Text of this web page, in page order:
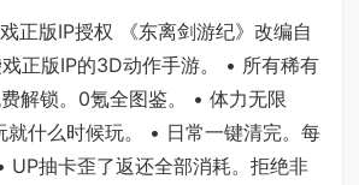
正版IP授权 《东离剑游纪》改编自
正版IP的3D动作手游。 • 所有稀有
解锁。0氪全图鉴。 • 体力无限
就什么时候玩。 • 日常一键清完。每
UP抽卡歪了返还全部消耗。拒绝非